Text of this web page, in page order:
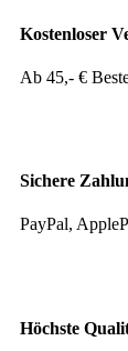
Kostenloser
Ab 45,- €
Sichere
PayPal,
Höchste